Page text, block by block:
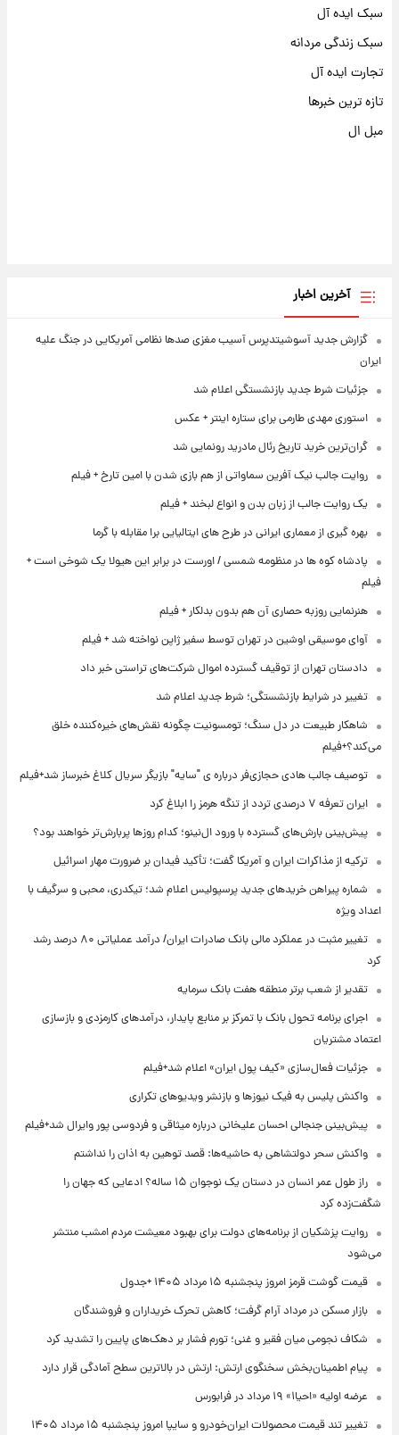
سبک ایده آل
سبک زندگی مردانه
تجارت ایده آل
تازه ترین خبرها
مبل ال
آخرین اخبار
گزارش جدید آسوشیتدپرس آسیب مغزی صدها نظامی آمریکایی در جنگ علیه
ایران
جزئیات شرط جدید بازنشستگی اعلام شد
استوری مهدی طارمی برای ستاره اینتر + عکس
گران‌ترین خرید تاریخ رئال مادرید رونمایی شد
روایت جالب نیک آفرین سماواتی از هم بازی شدن با امین تارخ + فیلم
یک روایت جالب از زبان بدن و انواع لبخند + فیلم
بهره گیری از معماری ایرانی در طرح های ایتالیایی برا مقابله با گرما
پادشاه کوه ها در منظومه شمسی / اورست در برابر این هیولا یک شوخی است +
فیلم
هنرنمایی روزبه حصاری آن هم بدون بدلکار + فیلم
آوای موسیقی اوشین در تهران توسط سفیر ژاپن نواخته شد + فیلم
دادستان تهران از توقیف گسترده اموال شرکت‌های تراستی خبر داد
تغییر در شرایط بازنشستگی؛ شرط جدید اعلام شد
شاهکار طبیعت در دل سنگ؛ تومسونیت چگونه نقش‌های خیره‌کننده خلق
می‌کند؟+فیلم
توصیف جالب هادی حجازی‌فر درباره ی "سایه" بازیگر سریال کلاغ خبرساز شد+فیلم
ایران تعرفه ۷ درصدی تردد از تنگه هرمز را ابلاغ کرد
پیش‌بینی بارش‌های گسترده با ورود ال‌نینو؛ کدام روزها پربارش‌تر خواهند بود؟
ترکیه از مذاکرات ایران و آمریکا گفت؛ تأکید فیدان بر ضرورت مهار اسرائیل
شماره پیراهن خریدهای جدید پرسپولیس اعلام شد؛ تیکدری، محبی و سرگیف با
اعداد ویژه
تغییر مثبت در عملکرد مالی بانک صادرات ایران/ درآمد عملیاتی ۸۰ درصد رشد
کرد
تقدیر از شعب برتر منطقه هفت بانک سرمایه
اجرای برنامه تحول بانک با تمرکز بر منابع پایدار، درآمدهای کارمزدی و بازسازی
اعتماد مشتریان
جزئیات فعال‌سازی «کیف پول ایران» اعلام شد+فیلم
واکنش پلیس به فیک نیوزها و بازنشر ویدیوهای تکراری
پیش‌بینی جنجالی احسان علیخانی درباره میثاقی و فردوسی پور وایرال شد+فیلم
واکنش سحر دولتشاهی به حاشیه‌ها: قصد توهین به اذان را نداشتم
راز طول عمر انسان در دستان یک نوجوان ۱۵ ساله؟ ادعایی که جهان را
شگفت‌زده کرد
روایت پزشکیان از برنامه‌های دولت برای بهبود معیشت مردم امشب منتشر
می‌شود
قیمت گوشت قرمز امروز پنجشنبه ۱۵ مرداد ۱۴۰۵ +جدول
بازار مسکن در مرداد آرام گرفت؛ کاهش تحرک خریداران و فروشندگان
شکاف نجومی میان فقیر و غنی؛ تورم فشار بر دهک‌های پایین را تشدید کرد
پیام اطمینان‌بخش سخنگوی ارتش: ارتش در بالاترین سطح آمادگی قرار دارد
عرضه اولیه «احیا۱» ۱۹ مرداد در فرابورس
تغییر تند قیمت محصولات ایران‌خودرو و سایپا امروز پنجشنبه ۱۵ مرداد ۱۴۰۵